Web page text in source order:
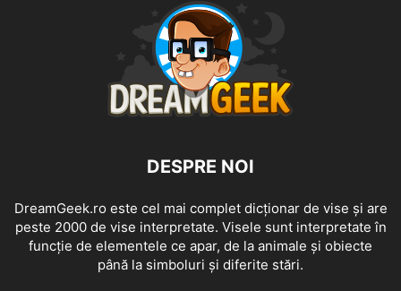
DESPRE NOI
DreamGeek.ro este cel mai complet dicționar de vise și are
peste 2000 de vise interpretate. Visele sunt interpretate în
funcție de elementele ce apar, de la animale și obiecte
până la simboluri și diferite stări.